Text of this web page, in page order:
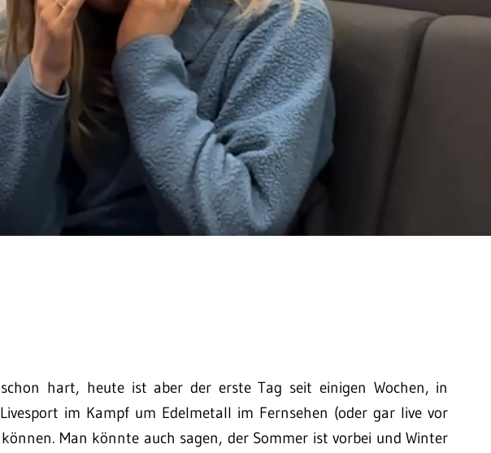
hart, heute ist aber der erste Tag seit einigen Wochen, in
im Kampf um Edelmetall im Fernsehen (oder gar live vor
Man könnte auch sagen, der Sommer ist vorbei und Winter